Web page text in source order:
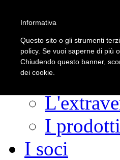
La Strada
Fascino
I
I soci
Informativa
Questo sito o gli strumenti
policy. Se vuoi saperne di più
Chiudendo questo banner,
dei cookie.